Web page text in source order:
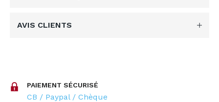
AVIS CLIENTS
PAIEMENT SÉCURISÉ
CB / Paypal / Chèque